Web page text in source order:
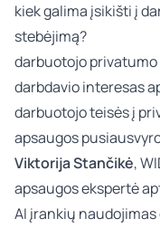
kiek galima įsikišti į
stebėjimą?
darbuotojo
darbdavio interesas
darbuotojo teisės į
apsaugos
Viktorija Stančikė,
apsaugos ekspertė
AI įrankių